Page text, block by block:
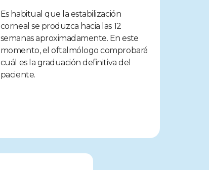
Es habitual que la estabilización
corneal se produzca hacia las 12
semanas aproximadamente. En este
momento, el oftalmólogo comprobará
cuál es la graduación definitiva del
paciente.